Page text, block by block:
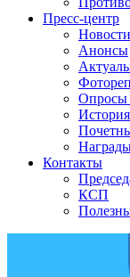
Пресс-центр
Анонсы
Опросы
Контакты
КСП